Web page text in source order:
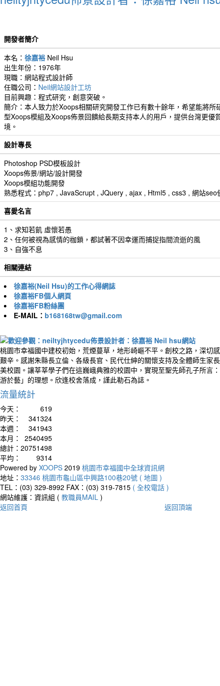
開發者簡介
本名： 徐嘉裕 Neil Hsu
出生年份：1976年
現職：網站程式設計師
任職公司： Neil網站設計工坊
目前興趣：程式研究，創意突破。
簡介：本人致力於Xoops相關研究開發工作已有數十餘年，希望能將所
型Xoops模組及Xoops佈景回饋給長期支持本人的用戶，提供台灣更優
境。
設計專長
Photoshop PSD模板設計
Xoops佈景/網站/設計開發
Xoops模組功能開發
熟悉程式：php7 , JavaScrupt , JQuery , ajax , Html5 , css3 , 網站seo
喜愛名言
1、求知若飢 虛懷若愚
2、任何被視為感情的枷鎖，都試著不因幸運而捕捉指間流逝的風
3、自強不息
相關連結
徐嘉裕(Neil Hsu)的工作心得網誌
徐嘉裕FB個人網頁
徐嘉裕FB粉絲團
E-MAIL： b168168tw@gmail.com
桃園市幸福國中建校初始，荒煙蔓草，地形崎嶇不平。創校之路，深切
艱辛。感謝朱縣長立倫、各級長官、民代仕紳的關懷支持及全體師生家
美校園。讓莘莘學子們在這巍峨典雅的校園中，實現至聖先師孔子所言
游於藝」的理想。欣逢校舍落成，謹此勒石為誌。
流量統計
今天：
619
昨天：
341324
本週：
341943
本月：
2540495
總計： 20751498
平均：
9314
Powered by XOOPS 2019 桃園市幸福國中全球資訊網
地址： 33346 桃園市龜山區中興路100巷20號 ( 地圖 )
TEL：(03) 329-8992 FAX：(03) 319-7815 ( 全校電話 )
網站維護：資訊組 ( 教職員MAIL )
返回首頁
返回頂端